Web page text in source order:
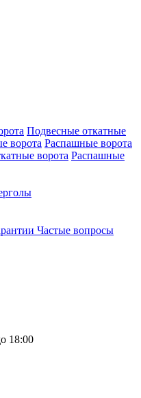
Подвесные откатные
ворота Распашные ворота
ворота Распашные
Частые вопросы
18:00